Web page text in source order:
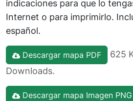
indicaciones para que lo
Internet o para imprimirlo.
español.
Descargar mapa PDF
625
Downloads.
Descargar mapa Imagen PNG